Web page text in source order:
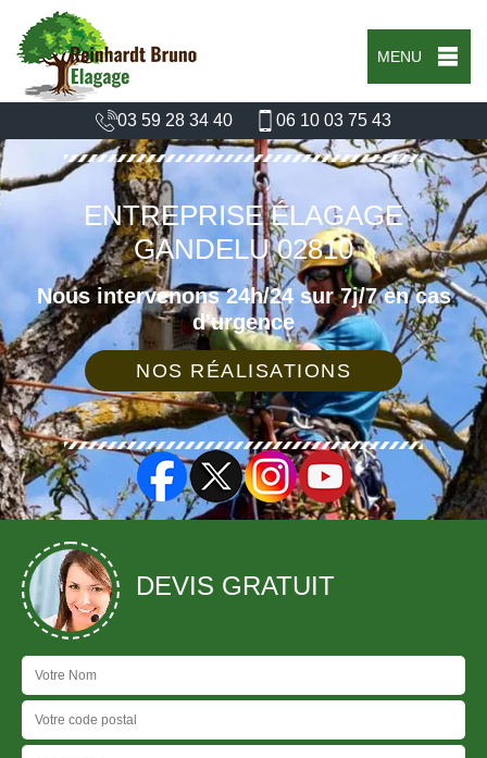
MENU
03 59 28 34 40 06 10 03 75 43
ENTREPRISE ÉLAGAGE
GANDELU 02810
Nous intervenons 24h/24 sur 7j/7 en cas
d'urgence
NOS RÉALISATIONS
DEVIS GRATUIT